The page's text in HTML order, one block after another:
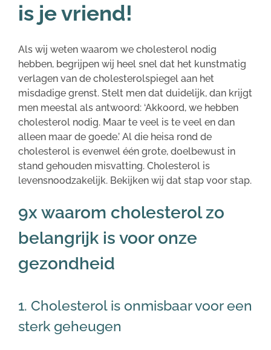
is je vriend!
Als wij weten waarom we cholesterol nodig
hebben, begrijpen wij heel snel dat het kunstmatig
verlagen van de cholesterolspiegel aan het
misdadige grenst. Stelt men dat duidelijk, dan krijgt
men meestal als antwoord: ‘Akkoord, we hebben
cholesterol nodig. Maar te veel is te veel en dan
alleen maar de goede.’ Al die heisa rond de
cholesterol is evenwel één grote, doelbewust in
stand gehouden misvatting. Cholesterol is
levensnoodzakelijk. Bekijken wij dat stap voor stap.
9x waarom cholesterol zo
belangrijk is voor onze
gezondheid
1. Cholesterol is onmisbaar voor een
sterk geheugen